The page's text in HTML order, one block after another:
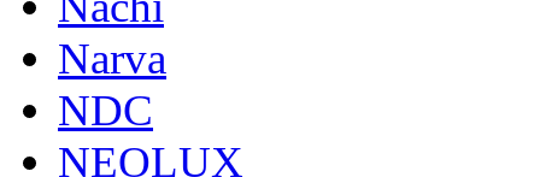
Narva
NDC
NEOLUX